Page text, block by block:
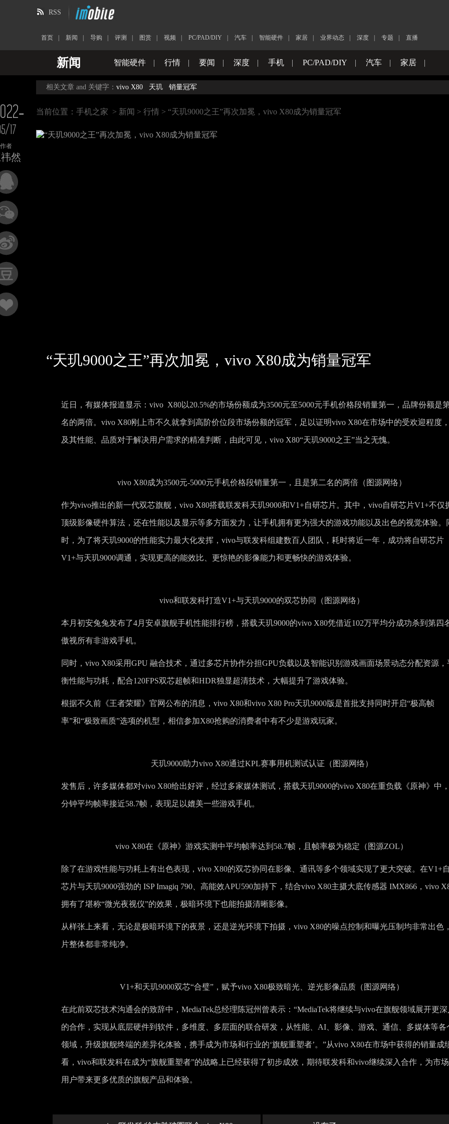
RSS
首页 新闻 导购 评测 图赏 视频 PC/PAD/DIY 汽车 智能硬件 家居 业界动态 深度 专题 直播
新闻 智能硬件 | 行情 | 要闻 | 深度 | 手机 | PC/PAD/DIY | 汽车 | 家居 |
17
作者
然
相关文章 and 关键字： vivo X80 天玑 销量冠军
当前位置： 手机之家 > 新闻 > 行情 > “天玑9000之王”再次加冕，vivo X80成为销量冠军
“天玑9000之王”再次加冕，vivo X80成为销量冠军
近日，有媒体报道显示：vivo X80以20.5%的市场份额成为3500元至5000元手机价格段销量第一，品牌份额是
名的两倍。vivo X80刚上市不久就拿到高阶价位段市场份额的冠军，足以证明vivo X80在市场中的受欢迎程度
及其性能、品质对于解决用户需求的精准判断，由此可见，vivo X80“天玑9000之王”当之无愧。
vivo X80成为3500元-5000元手机价格段销量第一，且是第二名的两倍（图源网络）
作为vivo推出的新一代双芯旗舰，vivo X80搭载联发科天玑9000和V1+自研芯片。其中，vivo自研芯片V1+不仅
顶级影像硬件算法，还在性能以及显示等多方面发力，让手机拥有更为强大的游戏功能以及出色的视觉体验。
时，为了将天玑9000的性能实力最大化发挥，vivo与联发科组建数百人团队，耗时将近一年，成功将自研芯片
V1+与天玑9000调通，实现更高的能效比、更惊艳的影像能力和更畅快的游戏体验。
vivo和联发科打造V1+与天玑9000的双芯协同（图源网络）
本月初安兔兔发布了4月安卓旗舰手机性能排行榜，搭载天玑9000的vivo X80凭借近102万平均分成功杀到第四
傲视所有非游戏手机。
同时，vivo X80采用GPU 融合技术，通过多芯片协作分担GPU负载以及智能识别游戏画面场景动态分配资源，
衡性能与功耗，配合120FPS双芯超帧和HDR独显超清技术，大幅提升了游戏体验。
根据不久前《王者荣耀》官网公布的消息，vivo X80和vivo X80 Pro天玑9000版是首批支持同时开启“极高帧
率”和“极致画质”选项的机型，相信参加X80抢购的消费者中有不少是游戏玩家。
天玑9000助力vivo X80通过KPL赛事用机测试认证（图源网络）
发售后，许多媒体都对vivo X80给出好评，经过多家媒体测试，搭载天玑9000的vivo X80在重负载《原神》中
分钟平均帧率接近58.7帧，表现足以媲美一些游戏手机。
vivo X80在《原神》游戏实测中平均帧率达到58.7帧，且帧率极为稳定（图源ZOL）
除了在游戏性能与功耗上有出色表现，vivo X80的双芯协同在影像、通讯等多个领域实现了更大突破。在V1+
芯片与天玑9000强劲的 ISP Imagiq 790、高能效APU590加持下，结合vivo X80主摄大底传感器 IMX866，vivo
拥有了堪称“微光夜视仪”的效果，极暗环境下也能拍摄清晰影像。
从样张上来看，无论是极暗环境下的夜景，还是逆光环境下拍摄，vivo X80的噪点控制和曝光压制均非常出色
片整体都非常纯净。
V1+和天玑9000双芯“合璧”，赋予vivo X80极致暗光、逆光影像品质（图源网络）
在此前双芯技术沟通会的致辞中，MediaTek总经理陈冠州曾表示：“MediaTek将继续与vivo在旗舰领域展开更深
的合作，实现从底层硬件到软件，多维度、多层面的联合研发，从性能、AI、影像、游戏、通信、多媒体等各
领域，升级旗舰终端的差异化体验，携手成为市场和行业的‘旗舰重塑者’。”从vivo X80在市场中获得的销量成
看，vivo和联发科在成为“旗舰重塑者”的战略上已经获得了初步成效，期待联发科和vivo继续深入合作，为市
用户带来更多优质的旗舰产品和体验。